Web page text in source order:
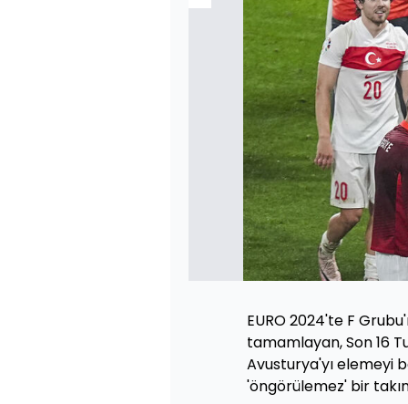
EURO 2024'te F
tamamlayan, Son 16
Avusturya'yı elemeyi
'öngörülemez' bir